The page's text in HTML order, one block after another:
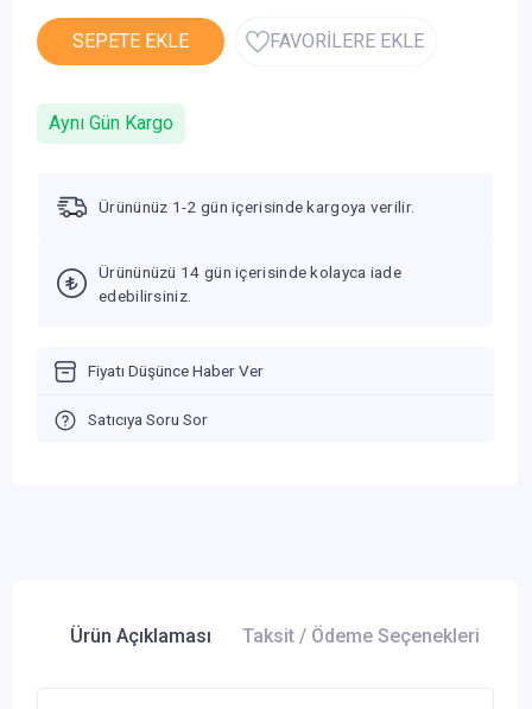
SEPETE EKLE FAVORİLERE EKLE
Aynı Gün Kargo
Ürününüz 1-2 gün içerisinde kargoya verilir.
Ürününüzü 14 gün içerisinde kolayca iade
edebilirsiniz.
Fiyatı Düşünce Haber Ver
Satıcıya Soru Sor
Ürün Açıklaması Taksit / Ödeme Seçenekleri